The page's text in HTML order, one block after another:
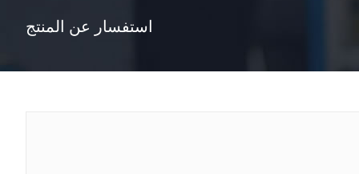
استفسار عن المنتج